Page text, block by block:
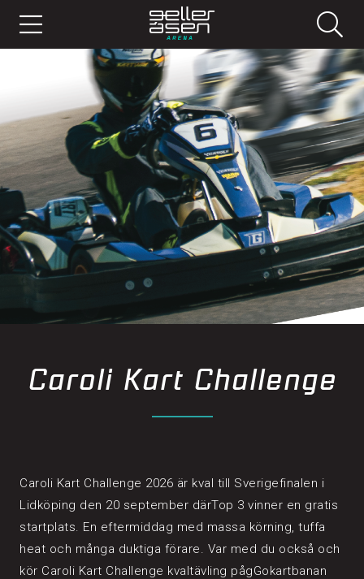
Caroli Kart Challenge
Caroli Kart Challenge 2026 är kval till Sverigefinalen i
Lidköping den 20 september därTop 3 vinner en gratis
startplats. En eftermiddag med massa körning, tuffa
heat och många duktiga förare. Var med du också och
kör Caroli Kart Challenge kvaltävling pågGokartbanan